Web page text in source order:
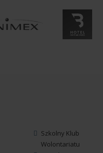
Szkolny Klub
Wolontariatu